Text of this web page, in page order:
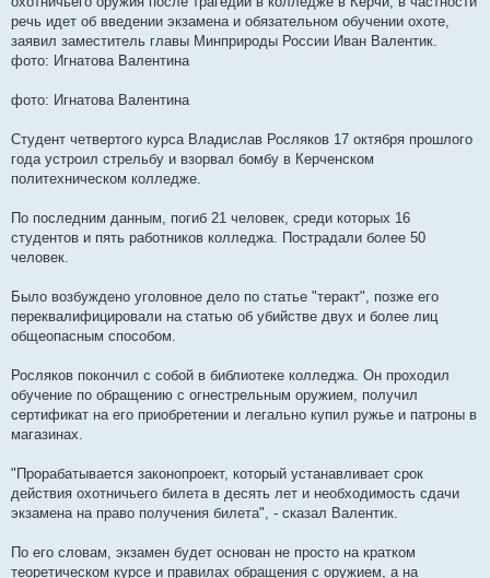
е
речь идет об введении экзамена и обязательном обучении охоте,
заявил заместитель главы Минприроды России Иван Валентик.
фото: Игнатова Валентина
фото: Игнатова Валентина
Студент четвертого курса Владислав Росляков 17 октября прошлого
года устроил стрельбу и взорвал бомбу в Керченском
политехническом колледже.
По последним данным, погиб 21 человек, среди которых 16
студентов и пять работников колледжа. Пострадали более 50
человек.
Было возбуждено уголовное дело по статье "теракт", позже его
переквалифицировали на статью об убийстве двух и более лиц
общеопасным способом.
Росляков покончил с собой в библиотеке колледжа. Он проходил
обучение по обращению с огнестрельным оружием, получил
сертификат на его приобретении и легально купил ружье и патроны в
магазинах.
"Прорабатывается законопроект, который устанавливает срок
действия охотничьего билета в десять лет и необходимость сдачи
экзамена на право получения билета", - сказал Валентик.
По его словам, экзамен будет основан не просто на кратком
теоретическом курсе и правилах обращения с оружием, а на